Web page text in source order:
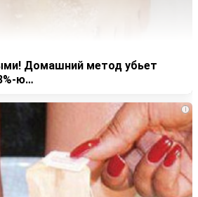
Домашний метод убьет
ю…
i